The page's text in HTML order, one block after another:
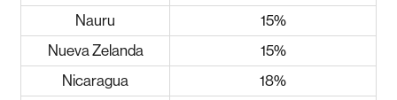
Nauru
15%
Nueva Zelanda
15%
Nicaragua
18%